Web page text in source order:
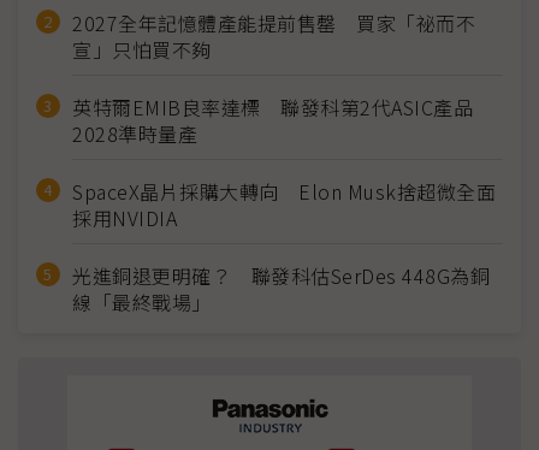
2027全年記憶體產能提前售罄 買家「祕而不
宣」只怕買不夠
英特爾EMIB良率達標 聯發科第2代ASIC產品
2028準時量產
SpaceX晶片採購大轉向 Elon Musk捨超微全面
採用NVIDIA
光進銅退更明確？ 聯發科估SerDes 448G為銅
線「最終戰場」